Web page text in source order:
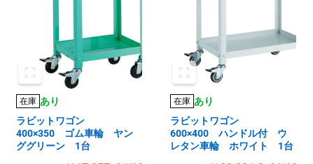
在庫 あり
ラビットワゴン
400×350 ゴム車輪 ヤン
ググリーン 1台
在庫 あり
ラビットワゴン
600×400 ハンドル付 ウ
レタン車輪 ホワイト 1台